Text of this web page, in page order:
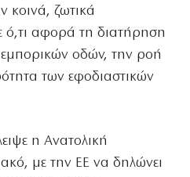
κοινά, ζωτικά
αφορά τη διατήρηση
οδών, την ροή
των εφοδιαστικών
η Ανατολική
με την ΕΕ να δηλώνει